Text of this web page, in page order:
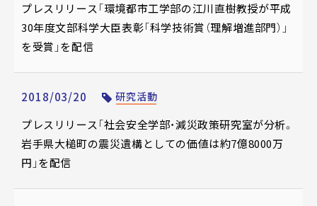
プレスリリース「環境都市工学部の江川直樹教授が平成
30年度文部科学大臣表彰「科学技術賞（理解増進部門）」
を受賞」を配信
2018/03/20 研究活動
プレスリリース「社会安全学部・減災政策研究室が分析。
岩手県大槌町の震災遺構としての価値は約7億8000万
円」を配信